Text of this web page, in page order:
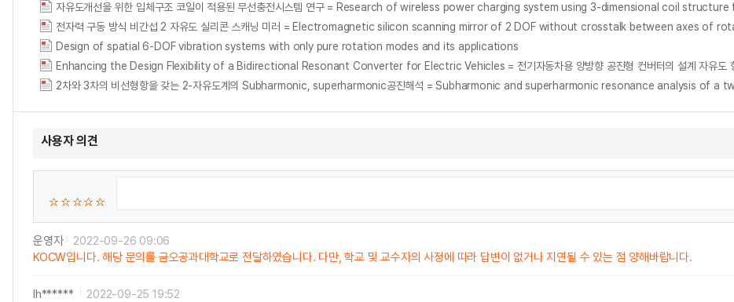
자유도개선을 위한 입체구조 코일이 적용된 무선충전시스템 연구 = Research of wireless power charging system using 3-dimensional coil
전자력 구동 방식 비간섭 2 자유도 실리콘 스캐닝 미러 = Electromagnetic silicon scanning mirror of 2 DOF without crosstalk between axes of
Design of spatial 6-DOF vibration systems with only pure rotation modes and its applications
Enhancing the Design Flexibility of a Bidirectional Resonant Converter for Electric Vehicles = 전기자동차용 양방향 공진형 컨버터의 설계 자유도
사용자 의견
운영자
2022-09-26 09:06
KOCW입니다. 해당 문의를 금오공과대학교로 전달하였습니다. 다만, 학교 및 교수자의 사정에 따라 답변이 없거나 지연될 수 있는 점 양해바랍니다.
lh******
2022-09-25 19:52